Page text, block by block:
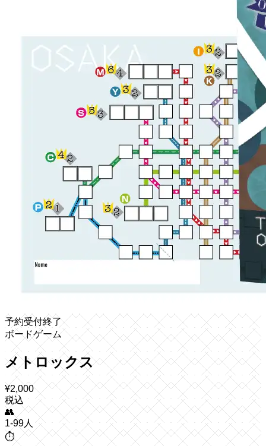
予約受付終了
ボードゲーム
メトロックス
¥2,000
税込
👥
1-99人
⏱️